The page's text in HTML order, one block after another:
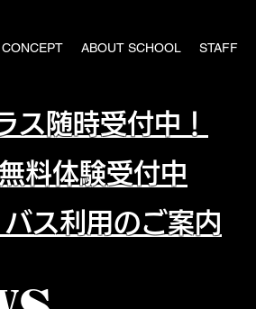
CONCEPT ABOUT SCHOOL STAFF
ス随時受付中！
料体験受付中
バス利用のご案内